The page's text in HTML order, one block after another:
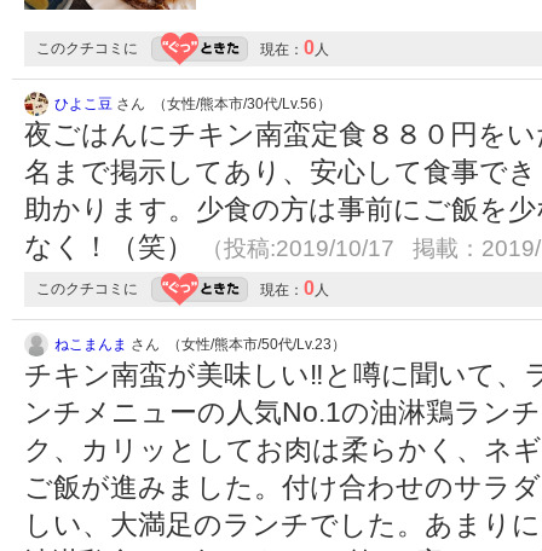
このクチコミに 現在： 0人
ひよこ豆 さん （女性/熊本市/30代/Lv.56）
夜ごはんにチキン南蛮定食８８０円を
名まで掲示してあり、安心して食事で
助かります。少食の方は事前にご飯を
なく！（笑）
（投稿:2019/10/17 掲載：
このクチコミに 現在： 0人
ねこまんま さん （女性/熊本市/50代/Lv.23）
チキン南蛮が美味しい‼️と噂に聞いて、
ンチメニューの人気No.1の油淋鶏ラン
ク、カリッとしてお肉は柔らかく、ネ
ご飯が進みました。付け合わせのサラ
しい、大満足のランチでした。あまり